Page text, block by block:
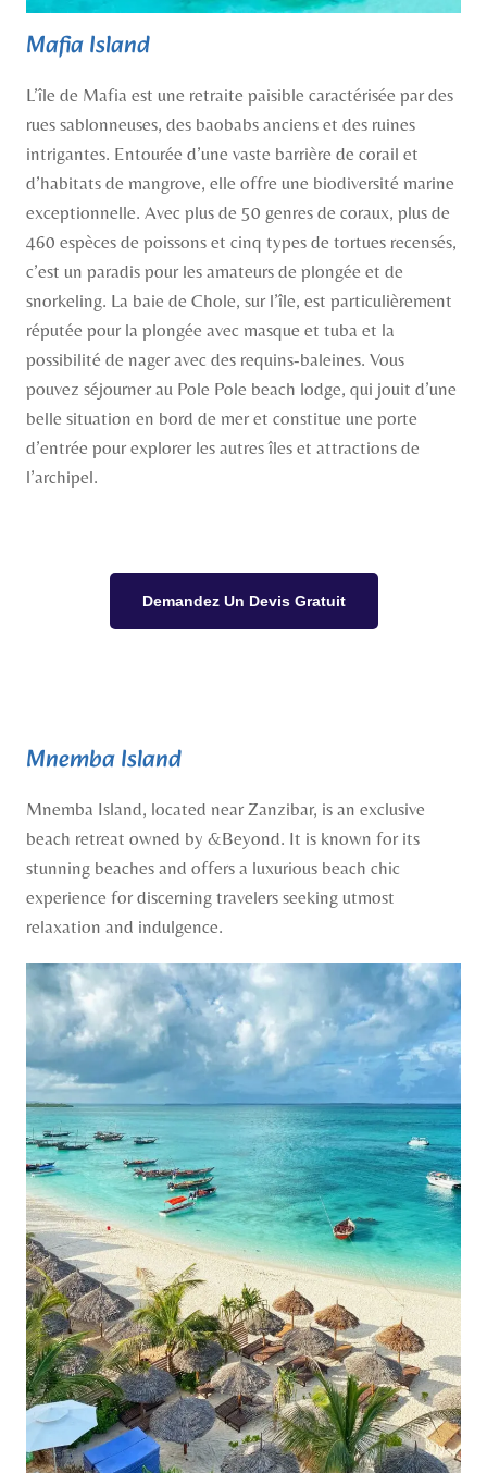
Mafia Island
L’île de Mafia est une retraite paisible caractérisée par des
rues sablonneuses, des baobabs anciens et des ruines
intrigantes. Entourée d’une vaste barrière de corail et
d’habitats de mangrove, elle offre une biodiversité marine
exceptionnelle. Avec plus de 50 genres de coraux, plus de
460 espèces de poissons et cinq types de tortues recensés,
c’est un paradis pour les amateurs de plongée et de
snorkeling. La baie de Chole, sur l’île, est particulièrement
réputée pour la plongée avec masque et tuba et la
possibilité de nager avec des requins-baleines. Vous
pouvez séjourner au Pole Pole beach lodge, qui jouit d’une
belle situation en bord de mer et constitue une porte
d’entrée pour explorer les autres îles et attractions de
l’archipel.
Demandez Un Devis Gratuit
Mnemba Island
Mnemba Island, located near Zanzibar, is an exclusive
beach retreat owned by &Beyond. It is known for its
stunning beaches and offers a luxurious beach chic
experience for discerning travelers seeking utmost
relaxation and indulgence.